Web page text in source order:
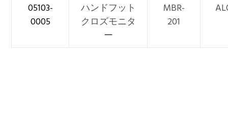
05103-
0005
ハンドフット
クロズモニタ
ー
MBR-
201